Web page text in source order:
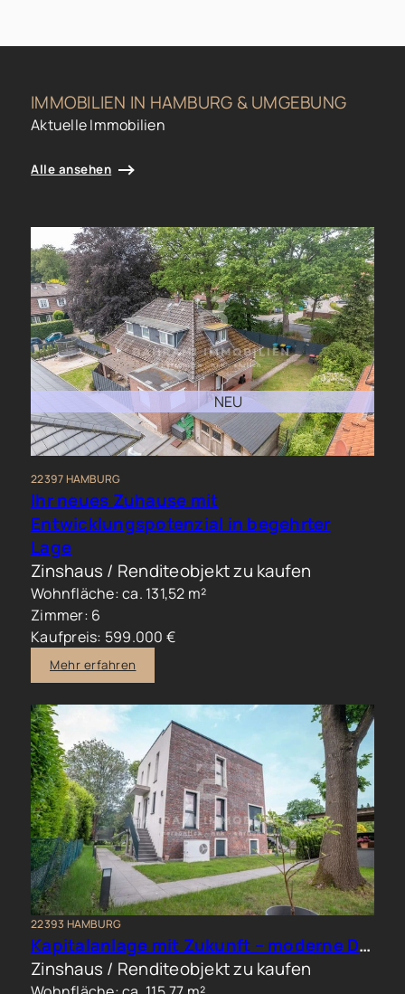
IMMOBILIEN IN HAMBURG & UMGEBUNG
Aktuelle Immobilien
Alle ansehen
NEU
22397 HAMBURG
Ihr neues Zuhause mit
Entwicklungspotenzial in begehrter
Lage
Zinshaus / Renditeobjekt zu kaufen
Wohnfläche: ca. 131,52 m²
Zimmer: 6
Kaufpreis: 599.000 €
Mehr erfahren
22393 HAMBURG
Kapitalanlage mit Zukunft – moderne Doppelhaushälfte in begehrter Wohnlage
Zinshaus / Renditeobjekt zu kaufen